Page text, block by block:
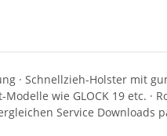
· Schnellzieh-Holster mit
wie GLOCK 19 etc. ·
Service Downloads